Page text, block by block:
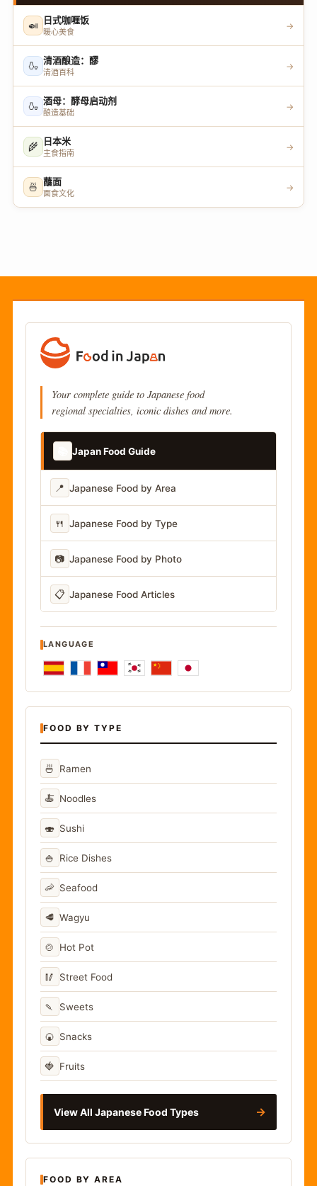
🍛 日式咖喱饭
暖心美食
→
🍶 清酒酿造：醪
清酒百科
→
🍶 酒母：酵母启动剂
酿造基础
→
🌾 日本米
主食指南
→
🍜 蘸面
面食文化
→
Your complete guide to Japanese food
regional specialties, iconic dishes and more.
Japan Food Guide
📍 Japanese Food by Area
🍴 Japanese Food by Type
📷 Japanese Food by Photo
📋 Japanese Food Articles
LANGUAGE
FOOD BY TYPE
🍜 Ramen
🍝 Noodles
🍣 Sushi
🍚 Rice Dishes
🦐 Seafood
🥩 Wagyu
🍲 Hot Pot
🥢 Street Food
🍡 Sweets
🍘 Snacks
🍓 Fruits
View All Japanese Food Types →
FOOD BY AREA